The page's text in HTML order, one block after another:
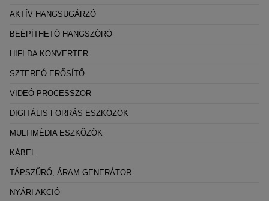
AKTÍV HANGSUGÁRZÓ
BEÉPÍTHETŐ HANGSZÓRÓ
HIFI DA KONVERTER
SZTEREÓ ERŐSÍTŐ
VIDEÓ PROCESSZOR
DIGITÁLIS FORRÁS ESZKÖZÖK
MULTIMÉDIA ESZKÖZÖK
KÁBEL
TÁPSZŰRŐ, ÁRAM GENERÁTOR
NYÁRI AKCIÓ